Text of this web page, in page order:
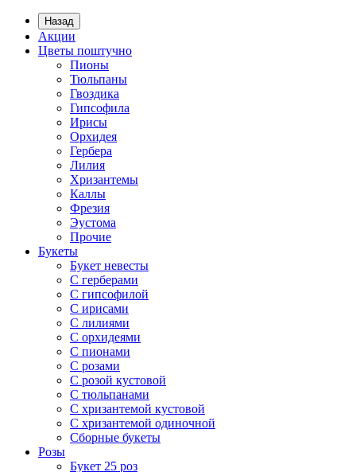
Назад
Акции
Цветы поштучно
Пионы
Тюльпаны
Гвоздика
Гипсофила
Ирисы
Орхидея
Гербера
Лилия
Хризантемы
Каллы
Фрезия
Эустома
Прочие
Букеты
Букет невесты
С герберами
С гипсофилой
С ирисами
С лилиями
С орхидеями
С пионами
С розами
С розой кустовой
С тюльпанами
С хризантемой кустовой
С хризантемой одиночной
Сборные букеты
Розы
Букет 25 роз